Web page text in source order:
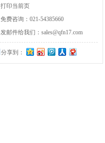
打印当前页
免费咨询：021-54385660
发邮件给我们：sales@qfn17.com
分享到：